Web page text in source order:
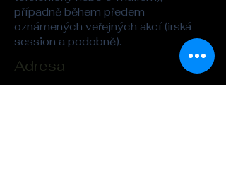
případně během předem
oznámených veřejných akcí (irská
session a podobně).
Adresa